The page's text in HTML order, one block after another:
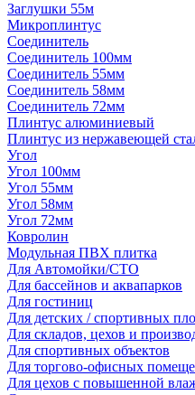
Заглушки 55м
Микроплинтус
Соединитель
Соединитель 100мм
Соединитель 55мм
Соединитель 58мм
Соединитель 72мм
Плинтус алюминиевый
Плинтус из нержавеющей
Угол
Угол 100мм
Угол 55мм
Угол 58мм
Угол 72мм
Ковролин
Модульная ПВХ плитка
Для Автомойки/СТО
Для бассейнов и аквапарков
Для гостиниц
Для детских / спортивных
Для складов, цехов и
Для спортивных объектов
Для торгово-офисных
Для цехов с повышенной